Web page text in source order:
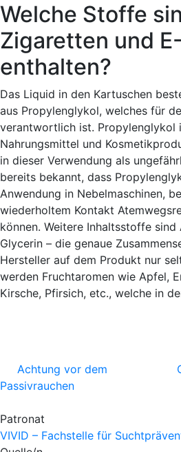
Welche Stoffe
Zigaretten und
enthalten?
Das Liquid in den Kartuschen
aus Propylenglykol, welches für
verantwortlich ist. Propylenglykol
Nahrungsmittel und
in dieser Verwendung als
bereits bekannt, dass
Anwendung in Nebelmaschinen,
wiederholtem Kontakt
können. Weitere Inhaltsstoffe sind
Glycerin – die genaue
Hersteller auf dem Produkt nur
werden Fruchtaromen wie Apfel,
Kirsche, Pfirsich, etc., welche in
Achtung vor dem
Passivrauchen
Patronat
VIVID – Fachstelle für